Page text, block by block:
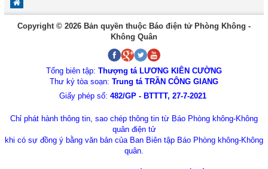
Copyright © 2026 Bản quyền thuộc Báo điện tử Phòng Không -
Không Quân
Tổng biên tập: Thượng tá LƯƠNG KIÊN CƯỜNG
Thư ký tòa soạn: Trung tá TRẦN CÔNG GIANG
Giấy phép số: 482/GP - BTTTT, 27-7-2021
Chỉ phát hành thông tin, sao chép thông tin từ Báo Phòng không-Không
quân điện tử
khi có sự đồng ý bằng văn bản của Ban Biên tập Báo Phòng không-Không
quân.